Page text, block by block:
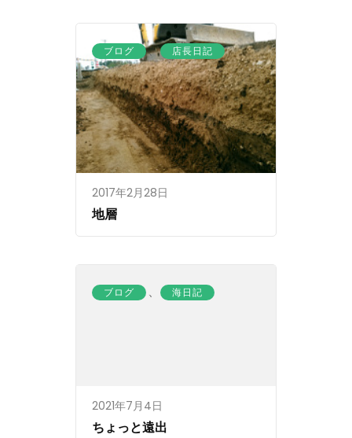
ブログ 、 店長日記
2017年2月28日
地層
ブログ 、 海日記
2021年7月4日
ちょっと遠出